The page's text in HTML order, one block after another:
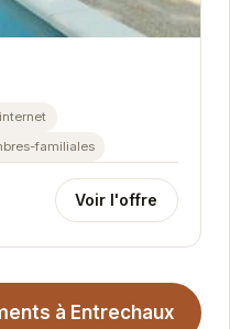
internet
familiales
Voir l'offre
à Entrechaux